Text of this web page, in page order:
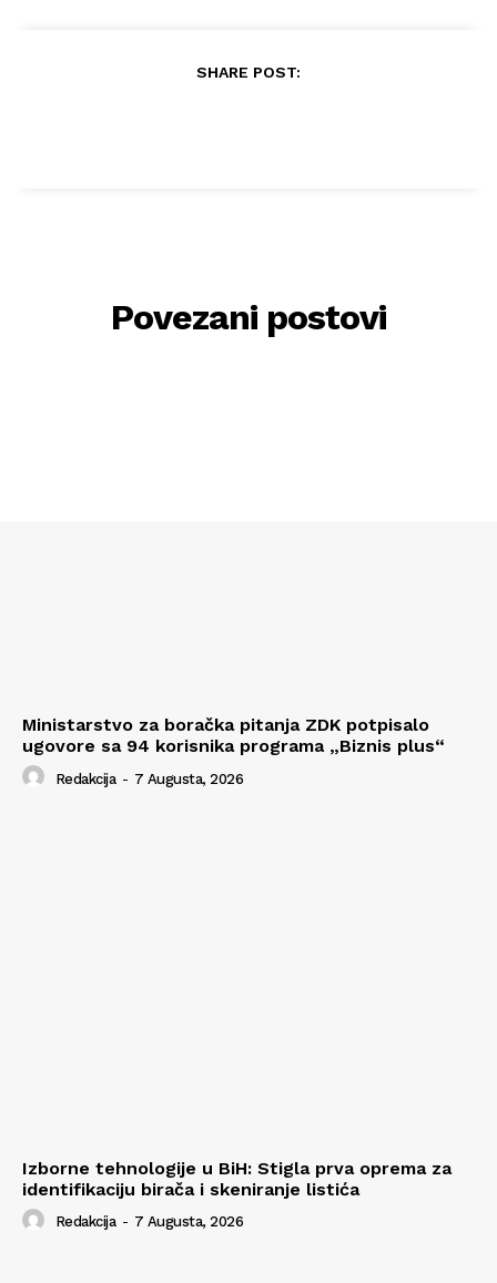
SHARE POST:
Povezani postovi
Ministarstvo za boračka pitanja ZDK potpisalo
ugovore sa 94 korisnika programa „Biznis plus“
Redakcija - 7 Augusta, 2026
Izborne tehnologije u BiH: Stigla prva oprema za
identifikaciju birača i skeniranje listića
Redakcija - 7 Augusta, 2026